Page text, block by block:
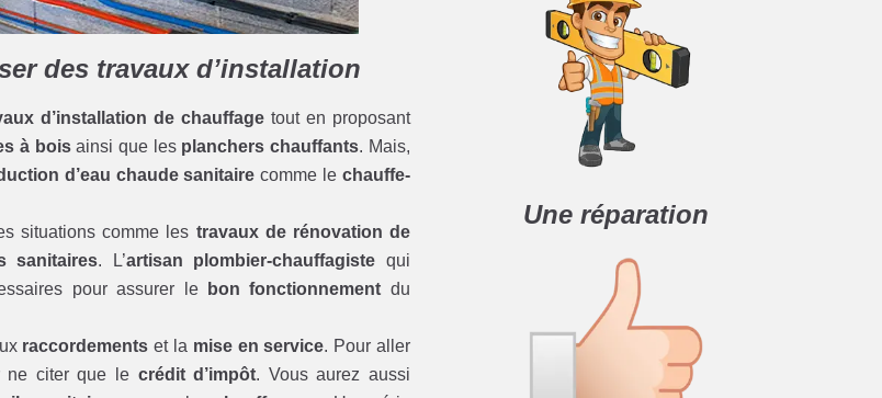
des travaux d’installation
d’installation de chauffage tout en proposant
à boisainsi que les planchers chauffants. Mais,
d’eau chaude sanitaire comme le chauffe-
situations comme les travaux de rénovation de
sanitaires. L’artisan plombier-chauffagiste qui
pour assurer le bon fonctionnement du
raccordements et la mise en service. Pour aller
ne citer que le crédit d’impôt. Vous aurez aussi
Une réparation